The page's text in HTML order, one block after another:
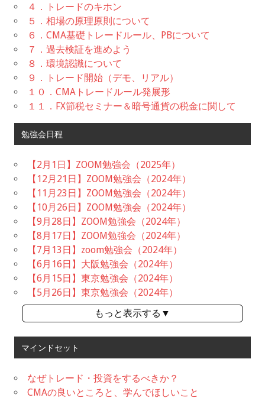
４．トレードのキホン
５．相場の原理原則について
６．CMA基礎トレードルール、PBについて
７．過去検証を進めよう
８．環境認識について
９．トレード開始（デモ、リアル）
１０．CMAトレードルール発展形
１１．FX節税セミナー＆暗号通貨の税金に関して
勉強会日程
【2月1日】ZOOM勉強会（2025年）
【12月21日】ZOOM勉強会（2024年）
【11月23日】ZOOM勉強会（2024年）
【10月26日】ZOOM勉強会（2024年）
【9月28日】ZOOM勉強会（2024年）
【8月17日】ZOOM勉強会（2024年）
【7月13日】zoom勉強会（2024年）
【6月16日】大阪勉強会（2024年）
【6月15日】東京勉強会（2024年）
【5月26日】東京勉強会（2024年）
もっと表示する▼
マインドセット
なぜトレード・投資をするべきか？
CMAの良いところと、学んでほしいこと